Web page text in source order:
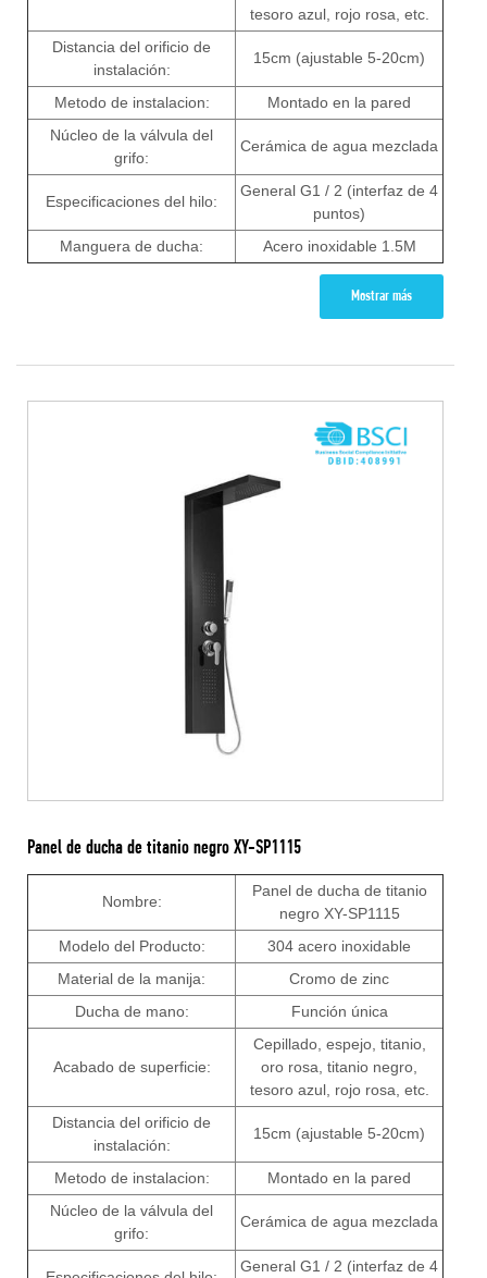
tesoro azul, rojo rosa, etc.
Distancia del orificio de
instalación:
15cm (ajustable 5-20cm)
Metodo de instalacion:
Montado en la pared
Núcleo de la válvula del
grifo:
Cerámica de agua mezclada
Especificaciones del hilo:
General G1 / 2 (interfaz de 4
puntos)
Manguera de ducha:
Acero inoxidable 1.5M
Mostrar más
Panel de ducha de titanio negro XY-SP1115
Nombre:
Panel de ducha de titanio
negro XY-SP1115
Modelo del Producto:
304 acero inoxidable
Material de la manija:
Cromo de zinc
Ducha de mano:
Función única
Acabado de superficie:
Cepillado, espejo, titanio,
oro rosa, titanio negro,
tesoro azul, rojo rosa, etc.
Distancia del orificio de
instalación:
15cm (ajustable 5-20cm)
Metodo de instalacion:
Montado en la pared
Núcleo de la válvula del
grifo:
Cerámica de agua mezclada
General G1 / 2 (interfaz de 4